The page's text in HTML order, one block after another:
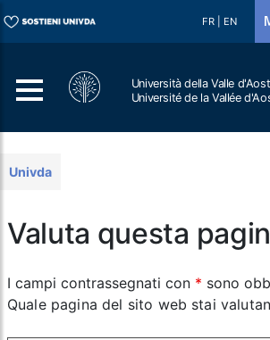
FR EN
Università della Valle
Université de la Vallée
Univda
Valuta questa
I campi contrassegnati con * sono
Quale pagina del sito web stai